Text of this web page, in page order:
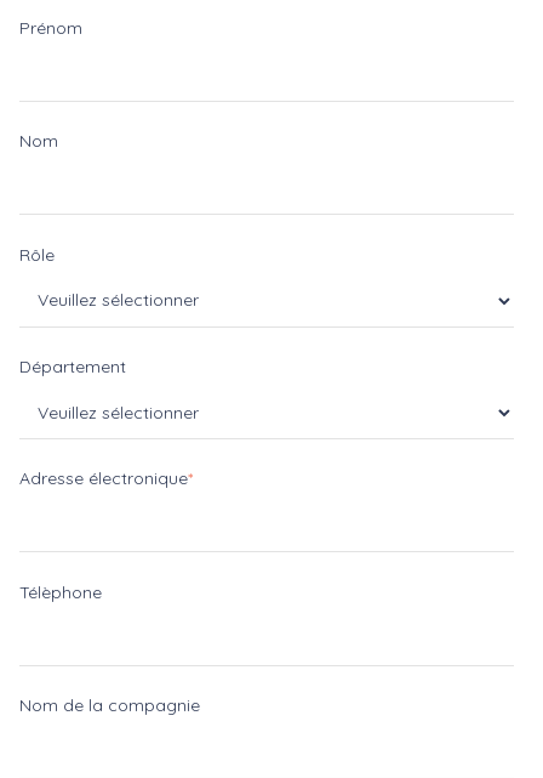
Prénom
Nom
Rôle
Département
Adresse électronique*
Télèphone
Nom de la compagnie